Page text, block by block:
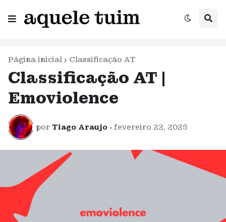
Página inicial Classificação AT
Classificação AT |
Emoviolence
por Tiago Araujo • fevereiro 22, 2025